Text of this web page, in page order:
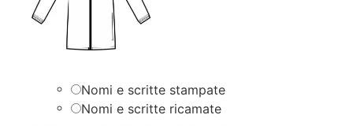
Nomi e scritte stampate
Nomi e scritte ricamate